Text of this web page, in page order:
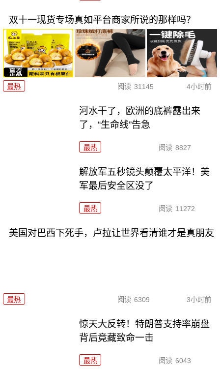
双十一现货专场真如平台商家所说的那样吗？
最热 阅读 31145 4小时前
河水干了，欧洲的底裤露出来
了，“生命线”告急
最热 阅读 8827
解放军五秒镜头颠覆太平洋！美
军最后安全区没了
最热 阅读 11272
美国对巴西下死手，卢拉让世界看清谁才是真朋友
最热 阅读 6309 3小时前
惊天大反转！特朗普支持率崩盘
背后竟藏致命一击
最热 阅读 6043